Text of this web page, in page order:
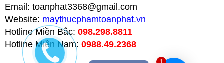
Email: toanphat3368@gmail.com
Website: maythucphamtoanphat.vn
Hotline Miền Bắc: 098.298.8811
Hotline Miền Nam: 0988.49.2368